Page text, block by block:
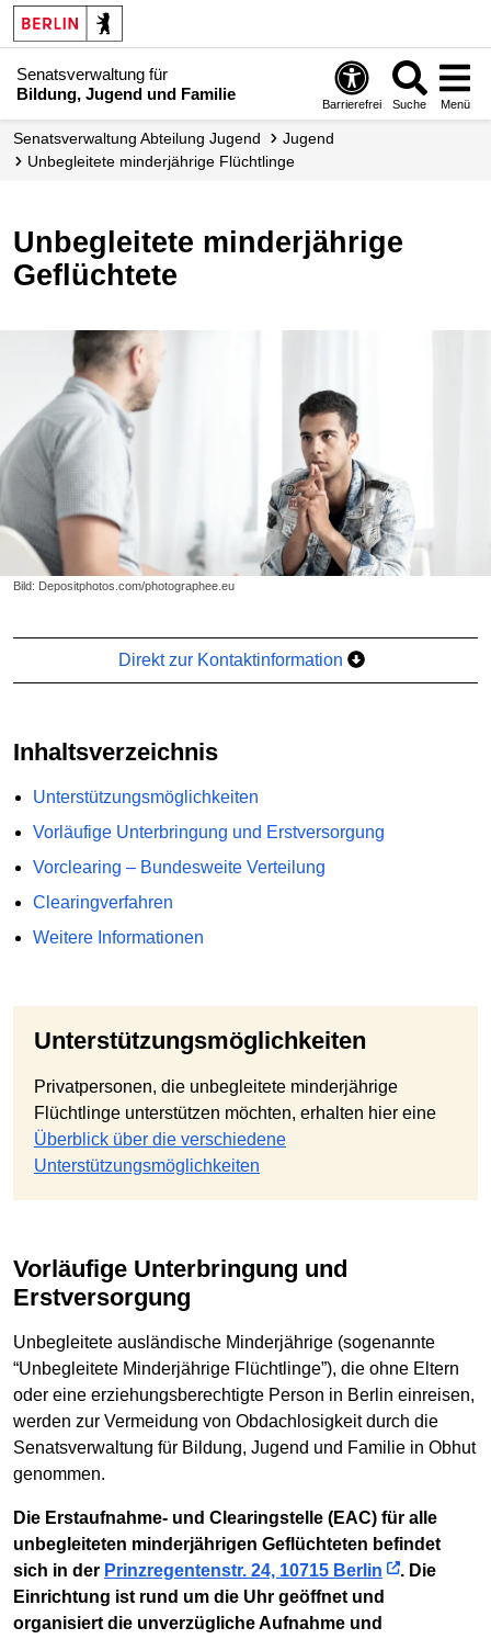
Senatsverwaltung für
Bildung, Jugend und Familie
Barrierefrei Suche Menü
Senats­verwaltung Abteilung Jugend
Jugend
Unbegleitete minderjährige Flüchtlinge
Unbegleitete minderjährige
Geflüchtete
Bild: Depositphotos.com/photographee.eu
Direkt zur Kontaktinformation
Inhaltsverzeichnis
Unterstützungsmöglichkeiten
Vorläufige Unterbringung und Erstversorgung
Vorclearing – Bundesweite Verteilung
Clearingverfahren
Weitere Informationen
Unterstützungsmöglichkeiten
Privatpersonen, die unbegleitete minderjährige
Flüchtlinge unterstützen möchten, erhalten hier eine
Überblick über die verschiedene
Unterstützungsmöglichkeiten
Vorläufige Unterbringung und
Erstversorgung
Unbegleitete ausländische Minderjährige (sogenannte
“Unbegleitete Minderjährige Flüchtlinge”), die ohne Eltern
oder eine erziehungsberechtigte Person in Berlin einreisen,
werden zur Vermeidung von Obdachlosigkeit durch die
Senatsverwaltung für Bildung, Jugend und Familie in Obhut
genommen.
Die Erstaufnahme- und Clearingstelle (EAC) für alle
unbegleiteten minderjährigen Geflüchteten befindet
sich in der Prinzregentenstr. 24, 10715 Berlin
. Die
Einrichtung ist rund um die Uhr geöffnet und
organisiert die unverzügliche Aufnahme und